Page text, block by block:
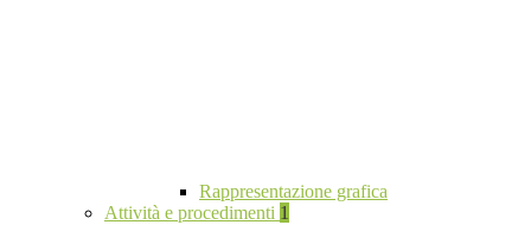
Rappresentazione grafica
Attività e procedimenti 1